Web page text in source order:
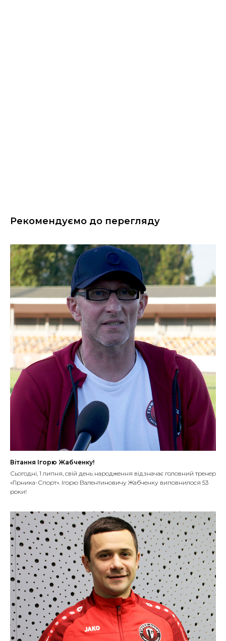
Рекомендуємо до перегляду
Вітання Ігорю Жабченку!
Сьогодні, 1 липня, свій день народження відзначає головний тренер
«Гірника-Спорт». Ігорю Валентиновичу Жабченку виповнилося 53
роки!